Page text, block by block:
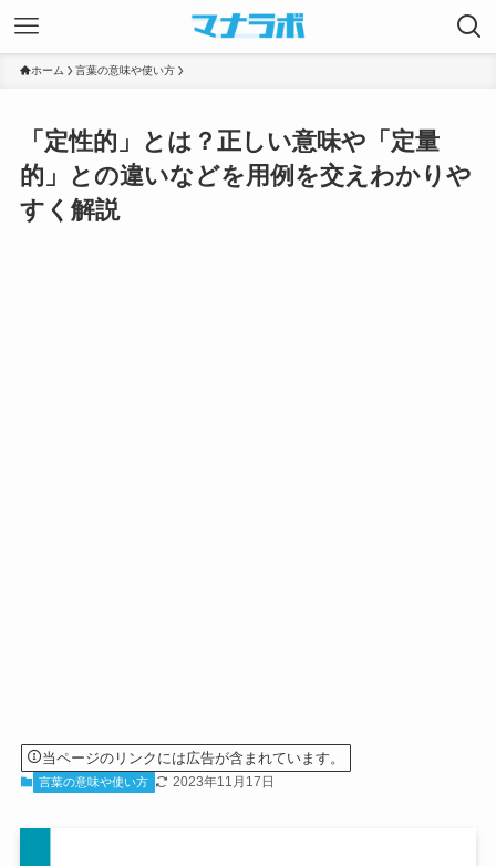
ホーム 言葉の意味や使い方
「定性的」とは？正しい意味や「定量
的」との違いなどを用例を交えわかりや
すく解説
当ページのリンクには広告が含まれています。
言葉の意味や使い方 2023年11月17日